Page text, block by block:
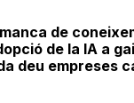
de
de la IA a
deu empreses